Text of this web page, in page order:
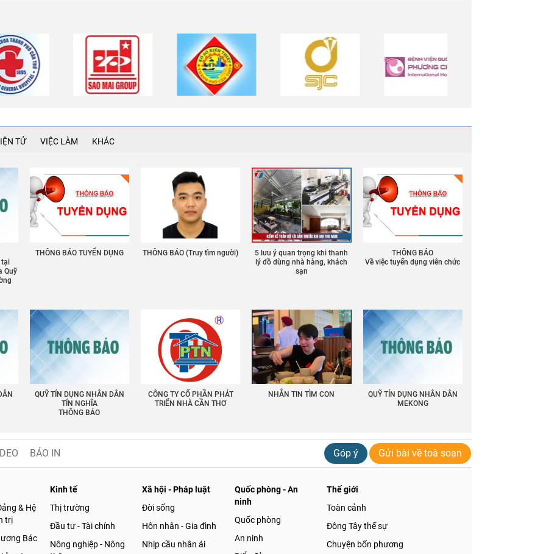
TỬ VIỆC LÀM KHÁC
tại
Quỹ
THÔNG BÁO TUYỂN DỤNG THÔNG BÁO (Truy tìm người)
5 lưu ý quan trọng khi thanh
lý đồ dùng nhà hàng, khách
sạn
THÔNG BÁO
Về việc tuyển dụng viên chức
QUỸ TÍN DỤNG NHÂN DÂN
TÍN NGHĨA
THÔNG BÁO
CÔNG TY CỔ PHẦN PHÁT
TRIỂN NHÀ CẦN THƠ
NHẮN TIN TÌM CON
QUỸ TÍN DỤNG NHÂN DÂN
MEKONG
BÁO IN Góp ý Gửi bài về toà soạn
& Hệ
trị
Bác
Kinh tế
Thị trường
Đầu tư - Tài chính
Nông nghiệp - Nông
Xã hội - Pháp luật
Đời sống
Hôn nhân - Gia đình
Nhịp cầu nhân ái
Quốc phòng - An
ninh
Quốc phòng
An ninh
Thế giới
Toàn cảnh
Đông Tây thế sự
Chuyện bốn phương